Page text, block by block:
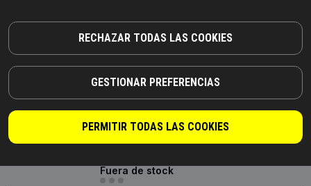
RECHAZAR TODAS LAS COOKIES
GESTIONAR PREFERENCIAS
PERMITIR TODAS LAS COOKIES
PRECIO PARA DISTRIBUIDORES
1217B0023
RIDEX Juego de tornillos de culata
Medida de rosca:M 10,Longitud [mm]:110,Perfil
Material bloque motor:Fundición de aluminio,
1217B0023,
Fuera de stock